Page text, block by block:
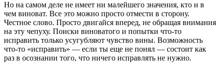
Но на самом деле не имеет ни малейшего значения, кто и в
чем виноват. Все это можно просто отмести в сторону.
Честное слово. Просто двигайся вперед, не обращая внимания
на эту чепуху. Поиски виноватого и попытки что-то
исправить только усугубляют чувство вины. Возможность
что-то «исправить» — если ты еще не понял — состоит как
раз в осознании того, что ничего исправлять не нужно.